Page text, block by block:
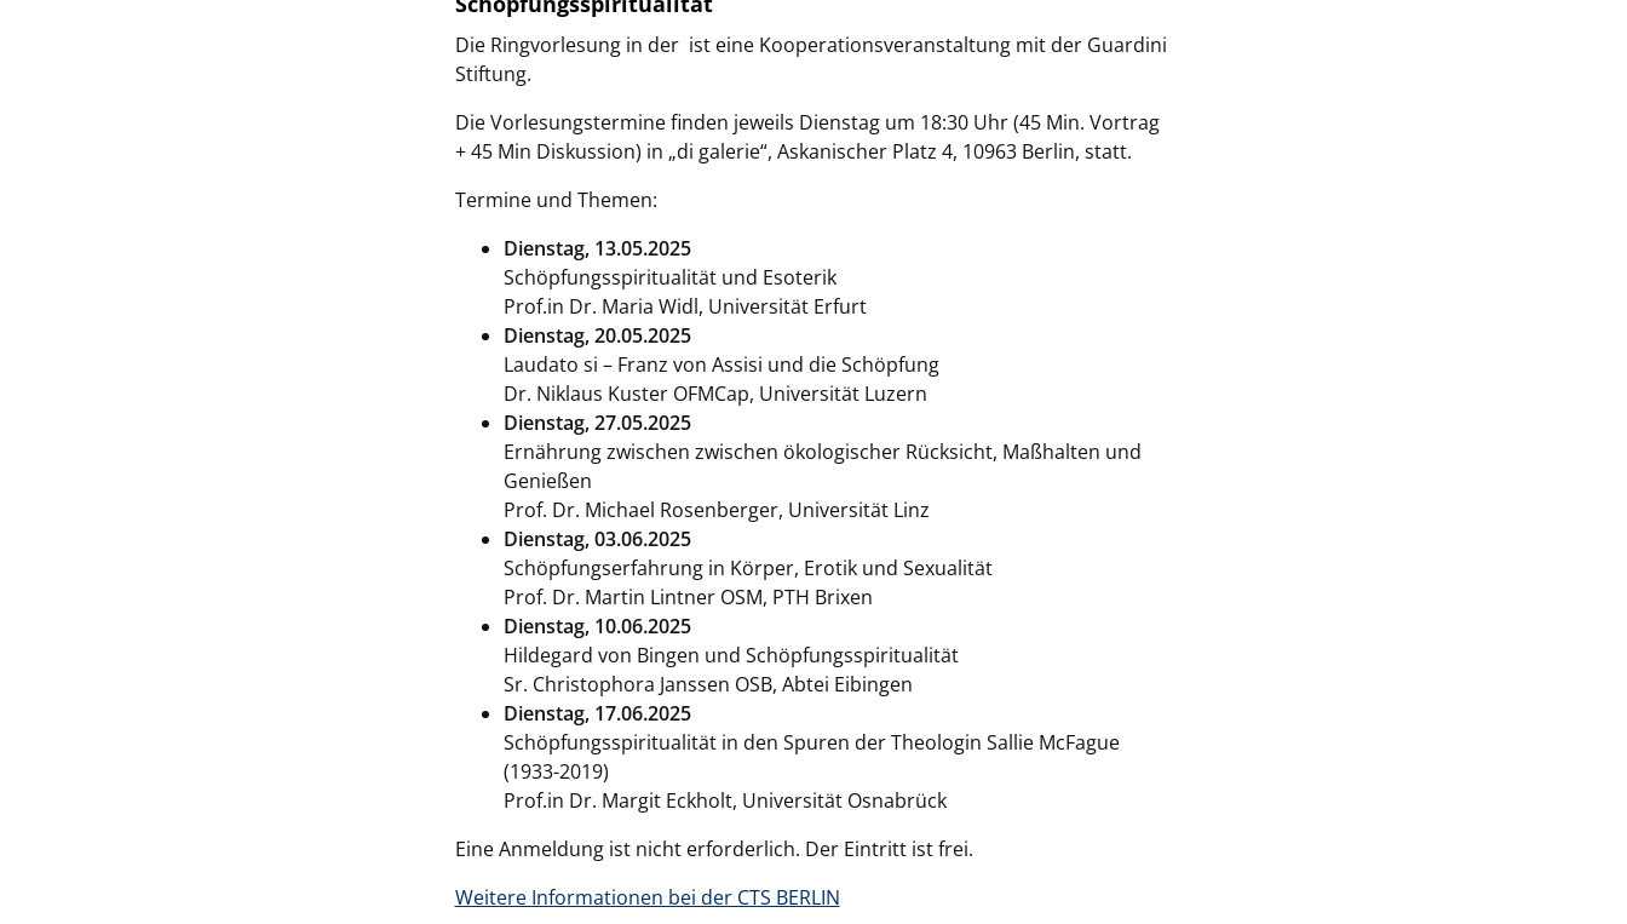
Die Ringvorlesung in der ist eine Kooperationsveranstaltung mit der Guardini
Stiftung.
Die Vorlesungstermine finden jeweils Dienstag um 18:30 Uhr (45 Min. Vortrag
+ 45 Min Diskussion) in „di galerie“, Askanischer Platz 4, 10963 Berlin, statt.
Termine und Themen:
Dienstag, 13.05.2025
Schöpfungsspiritualität und Esoterik
Prof.in Dr. Maria Widl, Universität Erfurt
Dienstag, 20.05.2025
Laudato si – Franz von Assisi und die Schöpfung
Dr. Niklaus Kuster OFMCap, Universität Luzern
Dienstag, 27.05.2025
Ernährung zwischen zwischen ökologischer Rücksicht, Maßhalten und
Genießen
Prof. Dr. Michael Rosenberger, Universität Linz
Dienstag, 03.06.2025
Schöpfungserfahrung in Körper, Erotik und Sexualität
Prof. Dr. Martin Lintner OSM, PTH Brixen
Dienstag, 10.06.2025
Hildegard von Bingen und Schöpfungsspiritualität
Sr. Christophora Janssen OSB, Abtei Eibingen
Dienstag, 17.06.2025
Schöpfungsspiritualität in den Spuren der Theologin Sallie McFague
(1933-2019)
Prof.in Dr. Margit Eckholt, Universität Osnabrück
Eine Anmeldung ist nicht erforderlich. Der Eintritt ist frei.
Weitere Informationen bei der CTS BERLIN